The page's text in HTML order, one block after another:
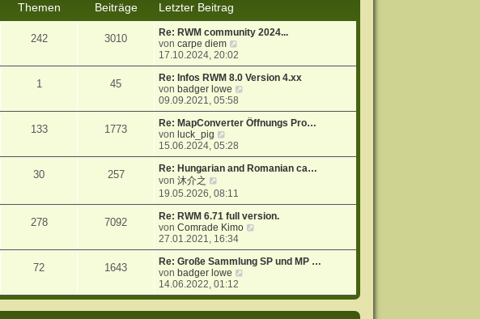
g i
g
e
r
i
t
g
Themen Beiträge
Letzter Beitrag
242 3010
Re: RWM community 2024...
voncarpe diem
u
e
s
e
r
i
t
g
17.10.2024, 20:02
1 45
Re: Infos RWM 8.0 Version 4.xx
von badger lowe
u
e
e
r
i
t
r
g
09.09.2021, 05:58
133 1773
Re: MapConverter Öffnungs Pro…
von luck_pig
e
u
e
t
e
r
B
e
i
t
r
a
g
15.06.2024, 05:28
30 257
Re: Hungarian and Romanian ca…
von沐介之
e
u
e
s
t
e
r
B
e
i
19.05.2026, 08:11
278 7092
Re: RWM 6.71 full version.
vonComrade Kimo
u
e
e
27.01.2021, 16:34
72 1643
Re: Große Sammlung SP und MP …
von badger lowe
u
14.06.2022, 01:12